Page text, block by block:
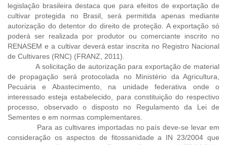
legislação brasileira destaca que para efeitos de exportação de
cultivar protegida no Brasil, será permitida apenas mediante
autorização do detentor do direito de proteção. A exportação só
poderá ser realizada por produtor ou comerciante inscrito no
RENASEM e a cultivar deverá estar inscrita no Registro Nacional
de Cultivares (RNC) (FRANZ, 2011).
A solicitação de autorização para exportação de material
de propagação será protocolada no Ministério da Agricultura,
Pecuária e Abastecimento, na unidade federativa onde o
interessado esteja estabelecido, para constituição do respectivo
processo, observado o disposto no Regulamento da Lei de
Sementes e em normas complementares.
Para as cultivares importadas no país deve-se levar em
consideração os aspectos de fitossanidade a IN 23/2004 que